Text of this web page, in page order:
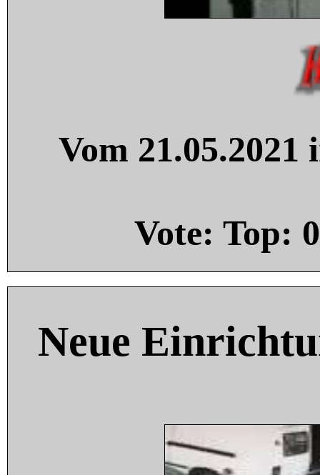
Vom
Vote: Top: 0
Neue